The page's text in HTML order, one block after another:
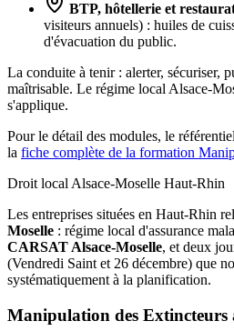
BTP, hôtellerie et
visiteurs annuels) : huiles de
d'évacuation du public.
La conduite à tenir : alerter, sécuriser,
maîtrisable. Le régime local Alsace-
s'applique.
Pour le détail des modules, le
la fiche complète de la formation
Droit local Alsace-Moselle Haut-Rhin
Les entreprises situées en Haut-Rhin
Moselle : régime local d'assurance
CARSAT Alsace-Moselle, et deux
(Vendredi Saint et 26 décembre) que
systématiquement à la planification.
Manipulation des Extincteurs